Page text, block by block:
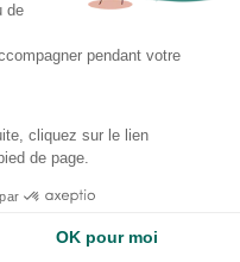
de
pendant votre
cliquez sur le lien
de page.
OK pour moi